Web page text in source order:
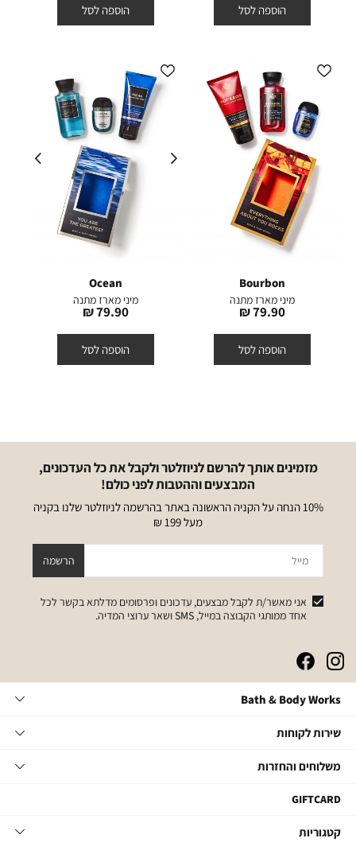
הוספה לסל הוספה לסל
Bourbon
מיני מארז מתנה
מחיר
79.90 ₪
הוספה לסל
Ocean
מיני מארז מתנה
מחיר
79.90 ₪
הוספה לסל
מזמינים אותך להרשם לניוזלטר ולקבל את כל העדכונים,
המבצעים וההטבות לפני כולם!
10% הנחה על הקניה הראשונה באתר בהרשמה לניוזלטר שלנו בקניה
מעל 199 ₪
מייל
אני מאשר/ת לקבל מבצעים, עדכונים ופרסומים מדלתא בקשר לכל
אחד ממותגי הקבוצה במייל, SMS ושאר ערוצי המדיה.
הרשמה
|
באנר
סושיאל
|
באנר
סושיאל
|
באנר
סושיאל
|
באנר
סושיאל
&
Works
Bath & Body Works
תקנון מועדון
מועדון לקוחות
מדיניות פרטיות
לקוחות
שירות לקוחות
צור קשר
והחזרות
משלוחים והחזרות
משלוחים
ביטול עסקה
GIFTCARD
קטגוריות